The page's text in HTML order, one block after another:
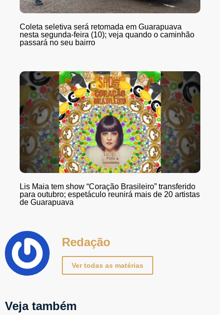
Coleta seletiva será retomada em Guarapuava
nesta segunda-feira (10); veja quando o caminhão
passará no seu bairro
Lis Maia tem show “Coração Brasileiro” transferido
para outubro; espetáculo reunirá mais de 20 artistas
de Guarapuava
Redação
Ver todas as matérias
Veja também